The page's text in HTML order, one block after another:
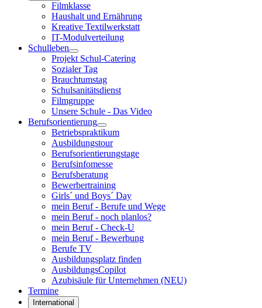
Filmklasse
Haushalt und Ernährung
Kreative Textilwerkstatt
IT-Modulverteilung
Schulleben
Projekt Schul-Catering
Sozialer Tag
Brauchtumstag
Schulsanitätsdienst
Filmgruppe
Unsere Schule - Das Video
Berufsorientierung
Betriebspraktikum
Ausbildungstour
Berufsorientierungstage
Berufsinfomesse
Berufsberatung
Bewerbertraining
Girls´ und Boys´ Day
mein Beruf - Berufe und Wege
mein Beruf - noch planlos?
mein Beruf - Check-U
mein Beruf - Bewerbung
Berufe TV
Ausbildungsplatz finden
AusbildungsCopilot
Azubisäule für Unternehmen (NEU)
Termine
International